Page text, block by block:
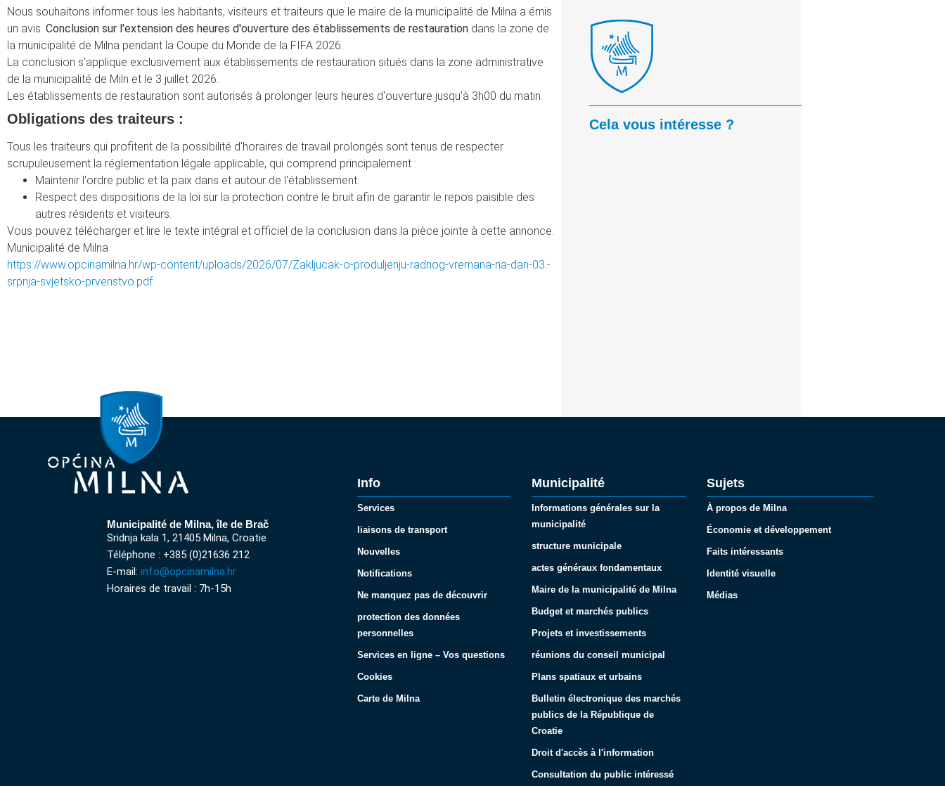
Nous souhaitons informer tous les habitants, visiteurs et traiteurs que le maire de la municipalité de Milna a émis
un avis. Conclusion sur l'extension des heures d'ouverture des établissements de restauration dans la zone de
la municipalité de Milna pendant la Coupe du Monde de la FIFA 2026.
La conclusion s'applique exclusivement aux établissements de restauration situés dans la zone administrative
de la municipalité de Miln et le 3 juillet 2026.
Les établissements de restauration sont autorisés à prolonger leurs heures d'ouverture jusqu'à 3h00 du matin.
Obligations des traiteurs :
Tous les traiteurs qui profitent de la possibilité d'horaires de travail prolongés sont tenus de respecter
scrupuleusement la réglementation légale applicable, qui comprend principalement :
Maintenir l'ordre public et la paix dans et autour de l'établissement.
Respect des dispositions de la loi sur la protection contre le bruit afin de garantir le repos paisible des
autres résidents et visiteurs.
Vous pouvez télécharger et lire le texte intégral et officiel de la conclusion dans la pièce jointe à cette annonce.
Municipalité de Milna
https://www.opcinamilna.hr/wp-content/uploads/2026/07/Zakljucak-o-produljenju-radnog-vremana-na-dan-03.-
srpnja-svjetsko-prvenstvo.pdf
Cela vous intéresse ?
Municipalité de Milna, île de Brač
Sridnja kala 1, 21405 Milna, Croatie
Téléphone : +385 (0)21636 212
E-mail: info@opcinamilna.hr
Horaires de travail : 7h-15h
Info
Services
liaisons de transport
Nouvelles
Notifications
Ne manquez pas de découvrir
protection des données
personnelles
Services en ligne – Vos questions
Cookies
Carte de Milna
Municipalité
Informations générales sur la
municipalité
structure municipale
actes généraux fondamentaux
Maire de la municipalité de Milna
Budget et marchés publics
Projets et investissements
réunions du conseil municipal
Plans spatiaux et urbains
Bulletin électronique des marchés
publics de la République de
Croatie
Droit d'accès à l'information
Consultation du public intéressé
Sujets
À propos de Milna
Économie et développement
Faits intéressants
Identité visuelle
Médias